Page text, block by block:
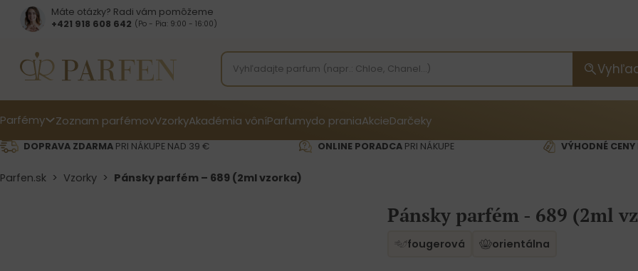
Máte otázky? Radi vám pomôžeme
+421 918 608 642‬ (Po - Pia: 9:00 - 16:00)
Parfémy Zoznam parfémovVzorkyAkadémia vôníParfumydo praniaAkcieDarčeky
DOPRAVA ZDARMA PRI NÁKUPE NAD 39 € ONLINE PORADCAPRI NÁKUPE VÝHODNÉ CENY
Parfen.sk > Vzorky > Pánsky parfém – 689 (2ml vzorka)
Pánsky parfém - 689 (2ml
fougerová orientálna